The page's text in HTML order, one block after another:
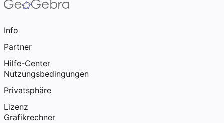
Info
Partner
Hilfe-Center
Nutzungsbedingungen
Privatsphäre
Lizenz
Grafikrechner